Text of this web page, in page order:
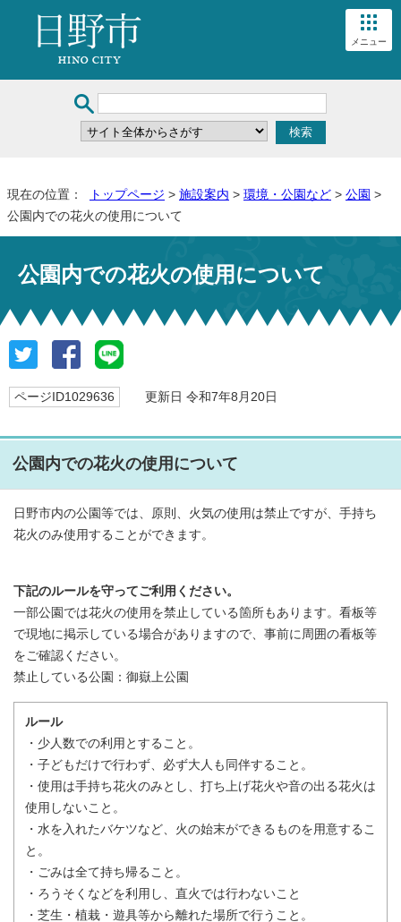
メニュー
現在の位置： トップページ > 施設案内 > 環境・公園など > 公園 >
公園内での花火の使用について
公園内での花火の使用について
ページID1029636 更新日 令和7年8月20日
公園内での花火の使用について
日野市内の公園等では、原則、火気の使用は禁止ですが、手持ち
花火のみ使用することができます。
下記のルールを守ってご利用ください。
一部公園では花火の使用を禁止している箇所もあります。看板等
で現地に掲示している場合がありますので、事前に周囲の看板等
をご確認ください。
禁止している公園：御嶽上公園
ルール
・少人数での利用とすること。
・子どもだけで行わず、必ず大人も同伴すること。
・使用は手持ち花火のみとし、打ち上げ花火や音の出る花火は
使用しないこと。
・水を入れたバケツなど、火の始末ができるものを用意するこ
と。
・ごみは全て持ち帰ること。
・ろうそくなどを利用し、直火では行わないこと
・芝生・植栽・遊具等から離れた場所で行うこと。